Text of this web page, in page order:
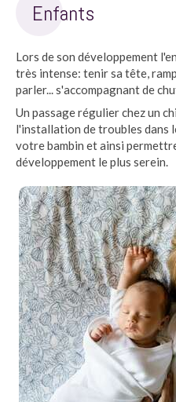
Enfants
Lors de son développement
très intense: tenir sa tête,
parler... s'accompagnant de
Un passage régulier chez un
l'installation de troubles dans
votre bambin et ainsi
développement le plus serein.